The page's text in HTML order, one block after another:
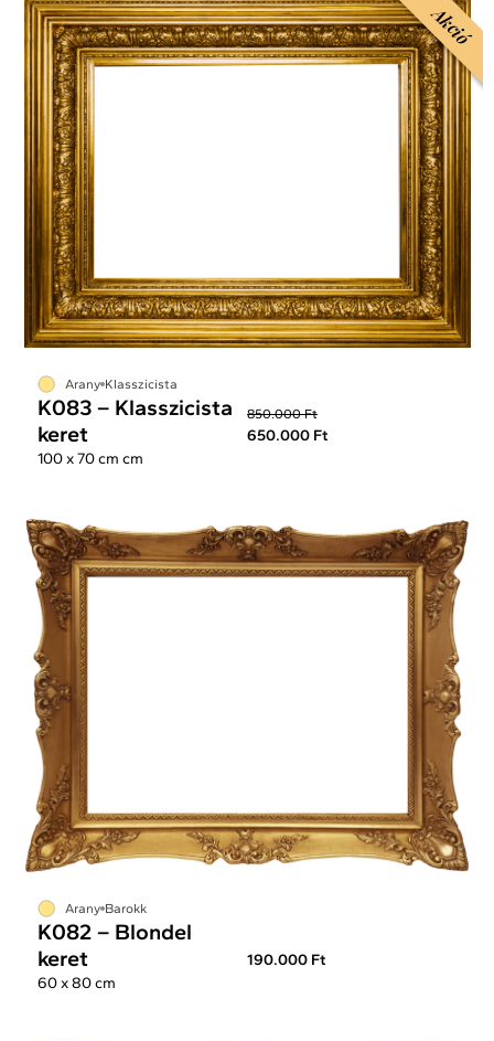
Akció
Arany Klasszicista
K083 – Klasszicista
keret
850.000 Ft
650.000 Ft
100 x 70 cm cm
Arany Barokk
K082 – Blondel
keret
190.000 Ft
60 x 80 cm